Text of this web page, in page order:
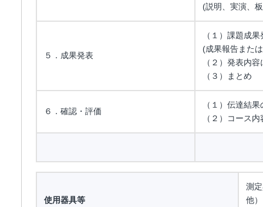
(説明、実演、
５．成果発表
（１）課題成果
(成果報告また
（２）発表内
（３）まとめ
６．確認・評価
（１）伝達
（２）コース
使用器具等
測
他